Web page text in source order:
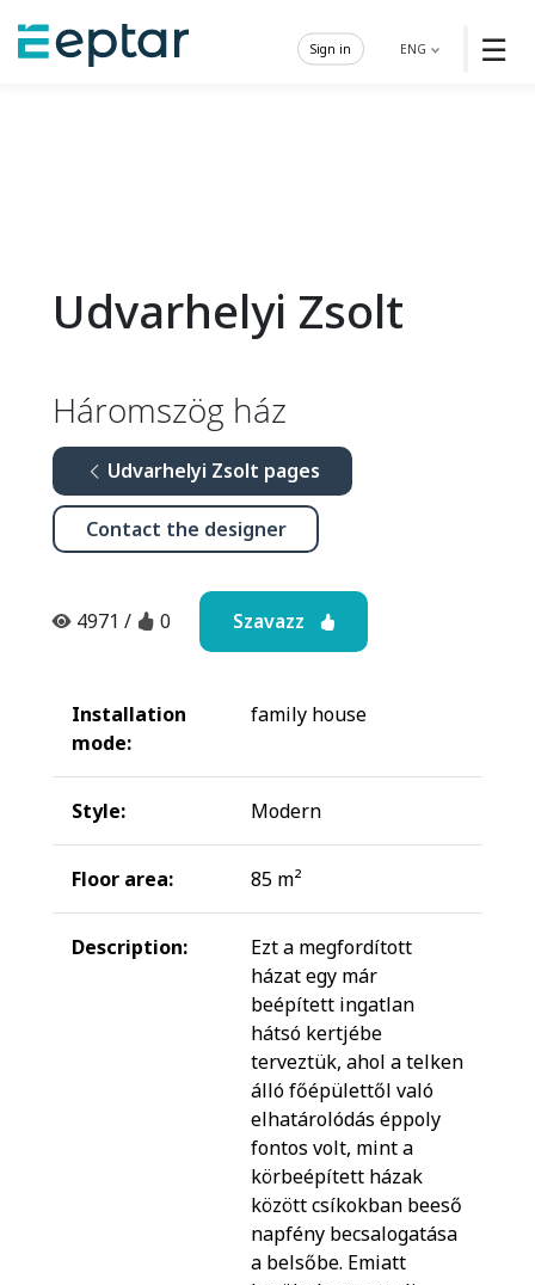
☰
ENG
Sign in
Udvarhelyi Zsolt
Háromszög ház
Udvarhelyi Zsolt pages
Contact the designer
4971 / 0 Szavazz
Installation
mode:
family house
Style: Modern
Floor area: 85 m²
Description:
Ezt a megfordított
házat egy már
beépített ingatlan
hátsó kertjébe
terveztük, ahol a telken
álló főépülettől való
elhatárolódás éppoly
fontos volt, mint a
körbeépített házak
között csíkokban beeső
napfény becsalogatása
a belsőbe. Emiatt